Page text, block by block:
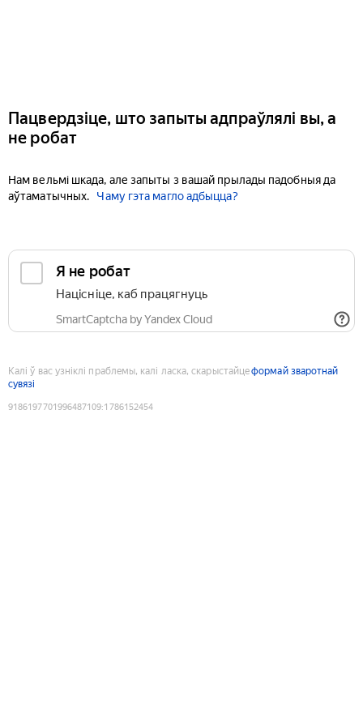
Пацвердзіце, што запыты адпраўлялі вы, а
не робат
Нам вельмі шкада, але запыты з вашай прылады падобныя да
аўтаматычных.
Чаму гэта магло адбыцца?
Я не робат
Націсніце, каб працягнуць
SmartCaptcha by Yandex Cloud
Калі ў вас узніклі праблемы, калі ласка, скарыстайцеформай зваротнай
сувязі
9186197701996487109:1786152454